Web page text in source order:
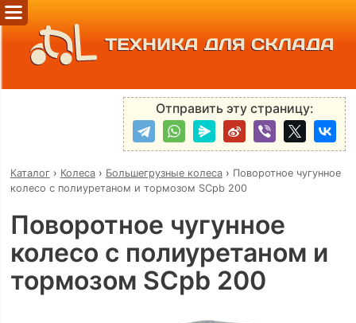
ТЕХНИКА ДЛЯ СКЛАДА
Отправить эту страницу:
Каталог› Колеса› Большегрузные колеса› Поворотное чугунное
колесо с полиуретаном и тормозом SCpb 200
Поворотное чугунное
колесо с полиуретаном и
тормозом SCpb 200